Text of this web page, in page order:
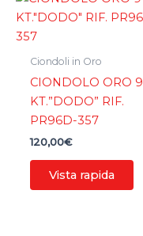
Ciondoli in Oro
CIONDOLO ORO 9
KT.”DODO” RIF.
PR96D-357
120,00€
Vista rapida